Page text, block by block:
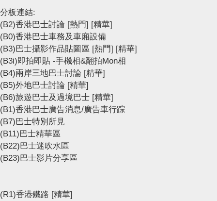
分板連結:
(B2)香港巴士討論 [熱門] [精華]
(B0)香港巴士車務及車廂設備
(B3)巴士攝影作品貼圖區 [熱門] [精華]
(B3i)即拍即貼 -手機相&翻拍Mon相
(B4)兩岸三地巴士討論 [精華]
(B5)外地巴士討論 [精華]
(B6)旅遊巴士及過境巴士 [精華]
(B1)香港巴士廣告消息/廣告車行踪
(B7)巴士特別所見
(B11)巴士精華區
(B22)巴士迷吹水區
(B23)巴士影片分享區
(R1)香港鐵路 [精華]